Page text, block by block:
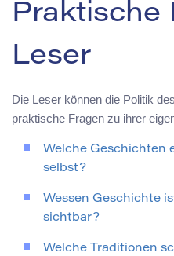
Praktische
Leser
Die Leser können die Politik
praktische Fragen zu ihrer
Welche Geschichten
selbst?
Wessen Geschichte
sichtbar?
Welche Traditionen